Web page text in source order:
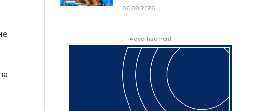
06.08.2026
Advertisement